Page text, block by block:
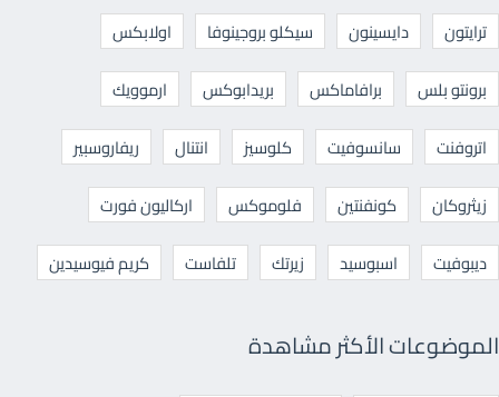
ترايتون
دايسينون سيكلو بروجينوفا
اولابكس
برونتو بلس
برافاماكس بريدابوكس
ارموويك
اتروفنت
سانسوفيت كلوسيز انتنال
ريفاروسبير
زيثروكان
كونفنتين فلوموكس
اركاليون فورت
ديبوفيت
اسبوسيد زيرتك تلفاست كريم فيوسيدين
الموضوعات الأكثر مشاهدة